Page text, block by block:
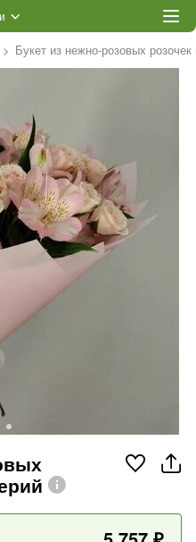
Букет из нежно-розовых